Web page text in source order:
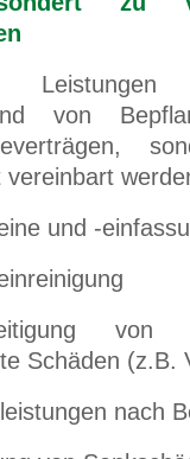
von
vereinbart
und -
von
Schäden (z.B.
nach